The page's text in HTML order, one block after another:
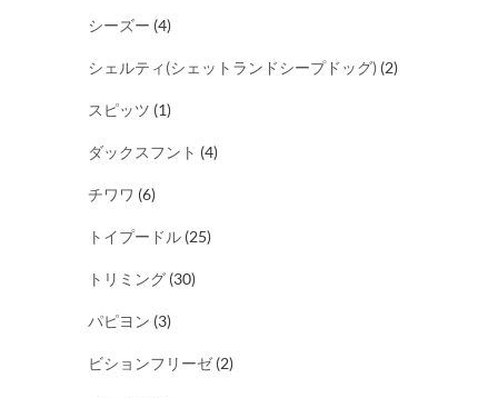
シーズー (4)
シェルティ(シェットランドシープドッグ) (2)
スピッツ (1)
ダックスフント (4)
チワワ (6)
トイプードル (25)
トリミング (30)
パピヨン (3)
ビションフリーゼ(2)